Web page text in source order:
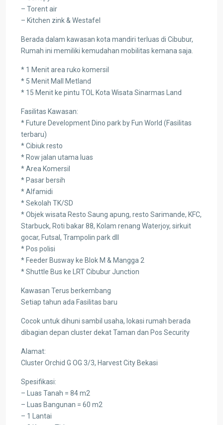
– Torent air
– Kitchen zink & Westafel
Berada dalam kawasan kota mandiri terluas di Cibubur,
Rumah ini memiliki kemudahan mobilitas kemana saja.
* 1 Menit area ruko komersil
* 5 Menit Mall Metland
* 15 Menit ke pintu TOL Kota Wisata Sinarmas Land
Fasilitas Kawasan:
* Future Development Dino park by Fun World (Fasilitas
terbaru)
* Cibiuk resto
* Row jalan utama luas
* Area Komersil
* Pasar bersih
* Alfamidi
* Sekolah TK/SD
* Objek wisata Resto Saung apung, resto Sarimande, KFC,
Starbuck, Roti bakar 88, Kolam renang Waterjoy, sirkuit
gocar, Futsal, Trampolin park dll
* Pos polisi
* Feeder Busway ke Blok M & Mangga 2
* Shuttle Bus ke LRT Cibubur Junction
Kawasan Terus berkembang
Setiap tahun ada Fasilitas baru
Cocok untuk dihuni sambil usaha, lokasi rumah berada
dibagian depan cluster dekat Taman dan Pos Security
Alamat:
Cluster Orchid G OG 3/3, Harvest City Bekasi
Spesifikasi:
– Luas Tanah = 84 m2
– Luas Bangunan = 60 m2
– 1 Lantai